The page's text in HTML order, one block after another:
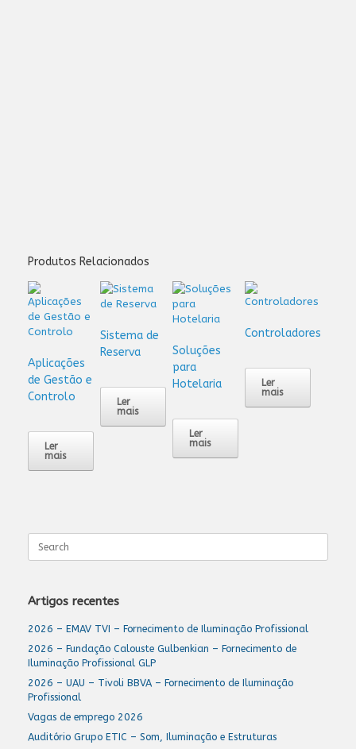
Produtos Relacionados
Aplicações
de Gestão e
Controlo
Ler
mais
Sistema de
Reserva
Ler
mais
Soluções
para
Hotelaria
Ler
mais
Controladores
Ler
mais
Search
for:
Artigos recentes
2026 – EMAV TVI – Fornecimento de Iluminação Profissional
2026 – Fundação Calouste Gulbenkian – Fornecimento de
Iluminação Profissional GLP
2026 – UAU – Tivoli BBVA – Fornecimento de Iluminação
Profissional
Vagas de emprego 2026
Auditório Grupo ETIC – Som, Iluminação e Estruturas